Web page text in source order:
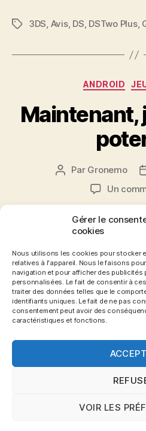
Gérer le
cookies
Nous utilisons les cookies pour stocker
relatives à l'appareil. Nous le faisons
navigation et pour afficher des publicités
personnalisées. Le fait de consentir à
traiter des données telles que le
identifiants uniques. Le fait de ne pas
consentement peut avoir des
caractéristiques et fonctions.
VOIR LES
Étiquettes
3DS, Avis, DS, DSTwo Plus,
ANDROID
Maintenant,
Auteur
Par Gronemo
Un
J’imagine déjà votre tête
titre de cet article.
mettre à la poterie…
la poterie virtuelle !
découvert un petit jeu
iOS et disponible très
Wii) se nommant « Let’s
Étiquettes
Creation,DS,
create,Let's Create Pottery